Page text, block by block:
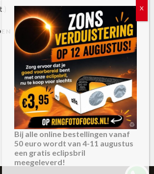
11:00u-17:30u
09:00u-17:30u
09:00u-17:30u
09:00u-17:30u
09:00u-17:30u
09:00u-17:00u
gesloten
Bij alle online bestellingen vanaf
50 euro wordt van 4-11 augustus
een gratis eclipsbril
meegeleverd!